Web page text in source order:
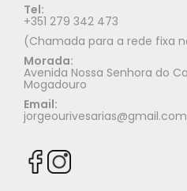
Tel:
+351 279 342 473
(Chamada para a rede fixa
Morada:
Avenida Nossa Senhora do
Mogadouro
Email:
jorgeourivesarias@gmail.com